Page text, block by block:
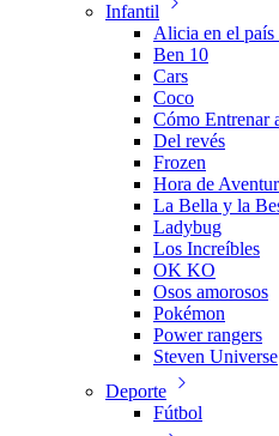
Infantil
Alicia en el país
Ben 10
Cars
Coco
Cómo Entrenar
Del revés
Frozen
Hora de
La Bella y la
Ladybug
Los Increíbles
OK KO
Osos amorosos
Pokémon
Power rangers
Steven Universe
Deporte
Fútbol